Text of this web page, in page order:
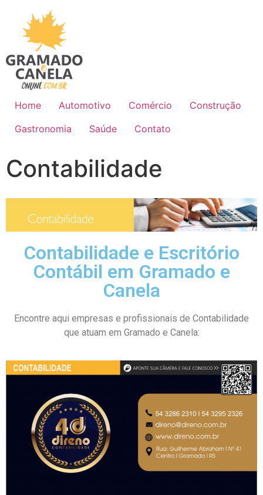
Home Automotivo Comércio
Construção
Gastronomia
Saúde Contato
Contabilidade
Contabilidade e Escritório
Contábil em Gramado e
Canela
Encontre aqui empresas e profissionais de Contabilidade
que atuam em Gramado e Canela: